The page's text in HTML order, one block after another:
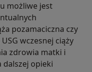
możliwe jest
pozamaciczna czy
wczesnej ciąży
zdrowia matki i
dalszej opieki